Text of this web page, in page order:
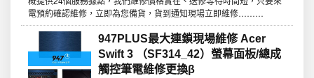
電預約確認維修，立即為您備貨，貨到通知現場立即維修………
947PLUS最大連鎖現場維修 Acer
Swift 3 （SF314_42）螢幕面板/總成
觸控筆電維修更換β